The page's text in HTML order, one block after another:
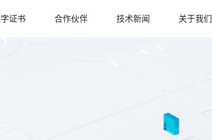
证书 合作伙伴 技术新闻 关于我们
书